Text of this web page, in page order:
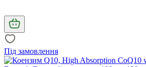
Під замовлення